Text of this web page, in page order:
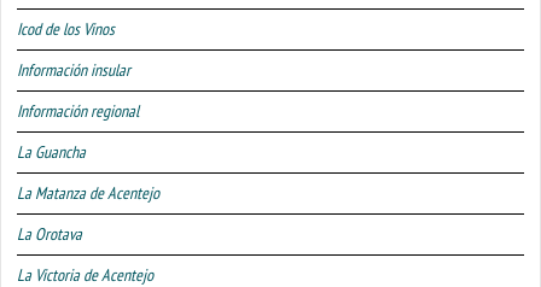
Icod de los Vinos
Información insular
Información regional
La Guancha
La Matanza de Acentejo
La Orotava
La Victoria de Acentejo